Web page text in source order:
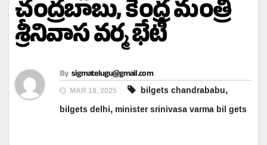
చంద్రబాబు, కేంద్ర మంత్రి
శ్రీనివాస వర్మ భేటీ
By sigmatelugu@gmail.com
MAR 19, 2025 bilgets chandrababu,
bilgets delhi,minister srinivasa varma bil gets